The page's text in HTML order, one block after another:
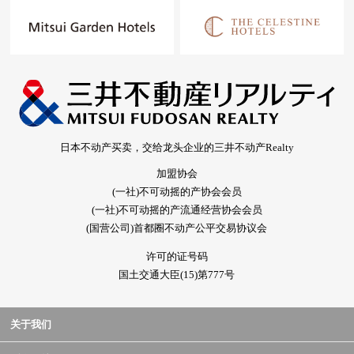
日本不动产买卖，交给龙头企业的三井不动产Realty
加盟协会
(一社)不可动摇的产协会会员
(一社)不可动摇的产流通经营协会会员
(国营公司)首都圈不动产公平交易协议会
许可的证号码
国土交通大臣(15)第777号
关于我们